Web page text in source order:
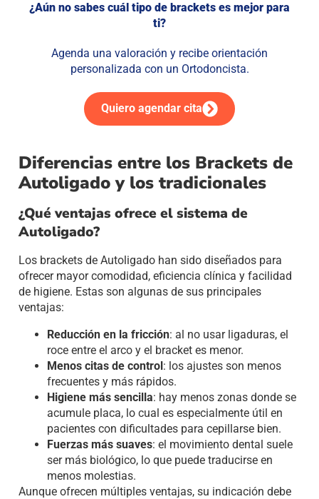
¿Aún no sabes cuál tipo de brackets es mejor para
ti?
Agenda una valoración y recibe orientación
personalizada con un Ortodoncista.
Quiero agendar cita
Diferencias entre los Brackets de
Autoligado y los tradicionales
¿Qué ventajas ofrece el sistema de
Autoligado?
Los brackets de Autoligado han sido diseñados para
ofrecer mayor comodidad, eficiencia clínica y facilidad
de higiene. Estas son algunas de sus principales
ventajas:
Reducción en la fricción: al no usar ligaduras, el
roce entre el arco y el bracket es menor.
Menos citas de control: los ajustes son menos
frecuentes y más rápidos.
Higiene más sencilla: hay menos zonas donde se
acumule placa, lo cual es especialmente útil en
pacientes con dificultades para cepillarse bien.
Fuerzas más suaves: el movimiento dental suele
ser más biológico, lo que puede traducirse en
menos molestias.
Aunque ofrecen múltiples ventajas, su indicación debe